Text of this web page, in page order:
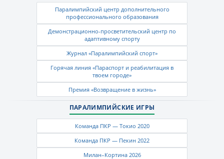
Паралимпийский центр дополнительного
профессионального образования
Демонстрационно-просветительский центр по
адаптивному спорту
Журнал «Паралимпийский спорт»
Горячая линия «Параспорт и реабилитация в
твоем городе»
Премия «Возвращение в жизнь»
ПАРАЛИМПИЙСКИЕ ИГРЫ
Команда ПКР — Токио 2020
Команда ПКР — Пекин 2022
Милан–Кортина 2026